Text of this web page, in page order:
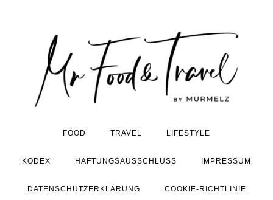
FOOD TRAVEL LIFESTYLE
KODEX HAFTUNGSAUSSCHLUSS IMPRESSUM
DATENSCHUTZERKLÄRUNG COOKIE-RICHTLINIE